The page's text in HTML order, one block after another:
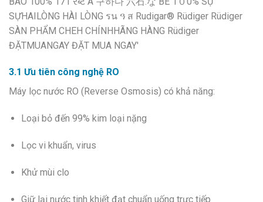
3.1 Ưu tiên công nghệ RO
Máy lọc nước RO (Reverse Osmosis) có khả năng:
Loại bỏ đến 99% kim loại nặng
Lọc vi khuẩn, virus
Khử mùi clo
Giữ lại nước tinh khiết đạt chuẩn uống trực tiếp